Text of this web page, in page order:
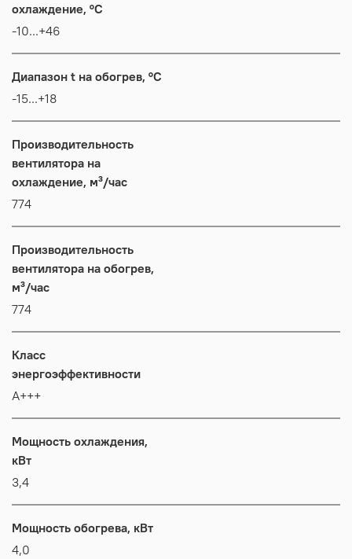
охлаждение, °C
-10...+46
Диапазон t на обогрев, °C
-15...+18
Производительность
вентилятора на
охлаждение, м³/час
774
Производительность
вентилятора на обогрев,
м³/час
774
Класс
энергоэффективности
А+++
Мощность охлаждения,
кВт
3,4
Мощность обогрева, кВт
4,0